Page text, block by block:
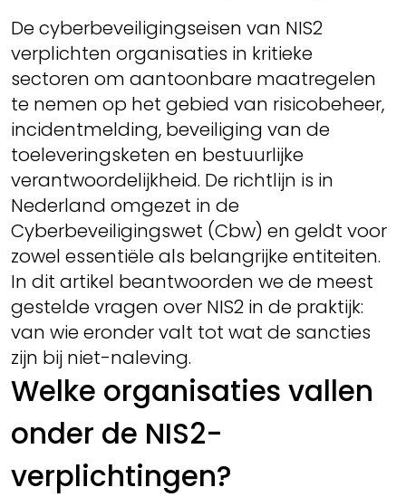
De cyberbeveiligingseisen van NIS2
verplichten organisaties in kritieke
sectoren om aantoonbare maatregelen
te nemen op het gebied van risicobeheer,
incidentmelding, beveiliging van de
toeleveringsketen en bestuurlijke
verantwoordelijkheid. De richtlijn is in
Nederland omgezet in de
Cyberbeveiligingswet (Cbw) en geldt voor
zowel essentiële als belangrijke entiteiten.
In dit artikel beantwoorden we de meest
gestelde vragen over NIS2 in de praktijk:
van wie eronder valt tot wat de sancties
zijn bij niet-naleving.
Welke organisaties vallen
onder de NIS2-
verplichtingen?